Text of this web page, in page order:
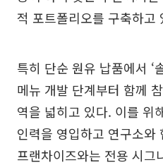
적 포트폴리오를 구축하고
특히 단순 원유 납품에서 ‘
메뉴 개발 단계부터 함께
역을 넓히고 있다. 이를
인력을 영입하고 연구소와
프랜차이즈와는 전용 시그